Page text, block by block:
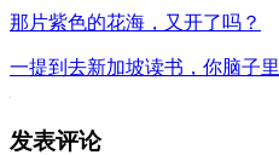
那片紫色的花海，又开了吗？
一提到去新加坡读书，你脑子
发表评论